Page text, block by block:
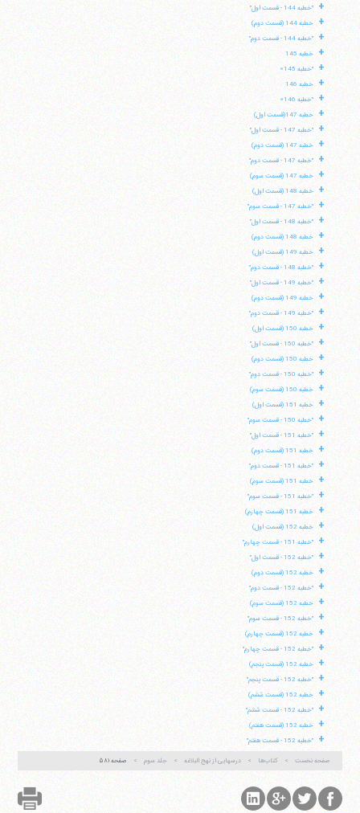
+ "خطبه 144 - قسمت اول"
+ خطبه 144 (قسمت دوم)
+ "خطبه 144 - قسمت دوم"
+ خطبه 145
+ "خطبه 145»
+ خطبه 146
+ "خطبه 146»
+ خطبه 147(قسمت اول)
+ "خطبه 147 - قسمت اول"
+ خطبه 147 (قسمت دوم)
+ "خطبه 147 - قسمت دوم"
+ خطبه 147 (قسمت سوم)
+ خطبه 148 (قسمت اول)
+ "خطبه 147 - قسمت سوم"
+ "خطبه 148 - قسمت اول"
+ خطبه 148 (قسمت دوم)
+ خطبه 149 (قسمت اول)
+ "خطبه 148 - قسمت دوم"
+ "خطبه 149 - قسمت اول"
+ خطبه 149 (قسمت دوم)
+ "خطبه 149 - قسمت دوم"
+ خطبه 150 (قسمت اول)
+ "خطبه 150 - قسمت اول"
+ خطبه 150 (قسمت دوم)
+ "خطبه 150 - قسمت دوم"
+ خطبه 150 (قسمت سوم)
+ خطبه 151 (قسمت اول)
+ "خطبه 150 - قسمت سوم"
+ "خطبه 151 - قسمت اول"
+ خطبه 151 (قسمت دوم)
+ "خطبه 151 - قسمت دوم"
+ خطبه 151 (قسمت سوم)
+ "خطبه 151 - قسمت سوم"
+ خطبه 151 (قسمت چهارم)
+ خطبه 152 (قسمت اول)
+ "خطبه 151 - قسمت چهارم"
+ "خطبه 152 - قسمت اول"
+ خطبه 152 (قسمت دوم)
+ "خطبه 152 - قسمت دوم"
+ خطبه 152 (قسمت سوم)
+ "خطبه 152 - قسمت سوم"
+ خطبه 152 (قسمت چهارم)
+ "خطبه 152 - قسمت چهارم"
+ خطبه 152 (قسمت پنجم)
+ "خطبه 152 - قسمت پنجم"
+ خطبه 152 (قسمت ششم)
+ "خطبه 152 - قسمت ششم"
+ خطبه 152 (قسمت هفتم)
+ "خطبه 152 - قسمت هفتم"
صفحه نخست کتاب‌ها درسهایی از نهج البلاغه جلد سوم صفحه ۵۸۱